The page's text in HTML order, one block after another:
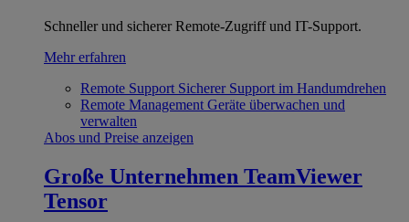
Schneller und sicherer Remote-Zugriff und IT-Support.
Mehr erfahren
Remote Support Sicherer Support im Handumdrehen
Remote Management Geräte überwachen und
verwalten
Abos und Preise anzeigen
Große Unternehmen TeamViewer
Tensor